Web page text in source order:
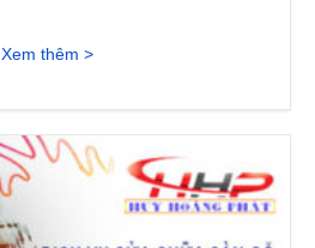
Xem thêm >